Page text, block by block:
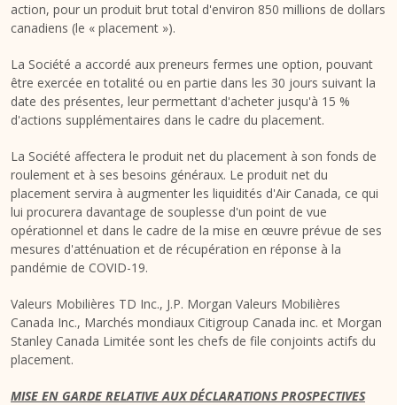
action, pour un produit brut total d'environ 850 millions de dollars
canadiens (le « placement »).
La Société a accordé aux preneurs fermes une option, pouvant
être exercée en totalité ou en partie dans les 30 jours suivant la
date des présentes, leur permettant d'acheter jusqu'à 15 %
d'actions supplémentaires dans le cadre du placement.
La Société affectera le produit net du placement à son fonds de
roulement et à ses besoins généraux. Le produit net du
placement servira à augmenter les liquidités d'Air Canada, ce qui
lui procurera davantage de souplesse d'un point de vue
opérationnel et dans le cadre de la mise en œuvre prévue de ses
mesures d'atténuation et de récupération en réponse à la
pandémie de COVID-19.
Valeurs Mobilières TD Inc., J.P. Morgan Valeurs Mobilières
Canada Inc., Marchés mondiaux Citigroup Canada inc. et Morgan
Stanley Canada Limitée sont les chefs de file conjoints actifs du
placement.
MISE EN GARDE RELATIVE AUX DÉCLARATIONS PROSPECTIVES